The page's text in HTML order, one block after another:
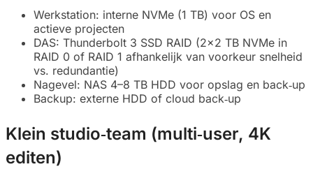
Werkstation: interne NVMe (1 TB) voor OS en
actieve projecten
DAS: Thunderbolt 3 SSD RAID (2×2 TB NVMe in
RAID 0 of RAID 1 afhankelijk van voorkeur snelheid
vs. redundantie)
Nagevel: NAS 4–8 TB HDD voor opslag en back‑up
Backup: externe HDD of cloud back‑up
Klein studio‑team (multi‑user, 4K
editen)